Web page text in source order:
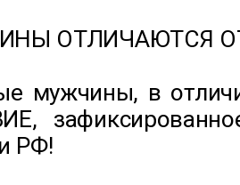
ОТЛИЧАЮТСЯ
мужчины, в
РФ!